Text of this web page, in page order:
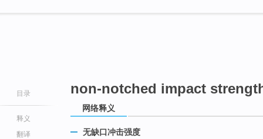
目录
释义
翻译
non-notched impact
网络释义
无缺口冲击强度